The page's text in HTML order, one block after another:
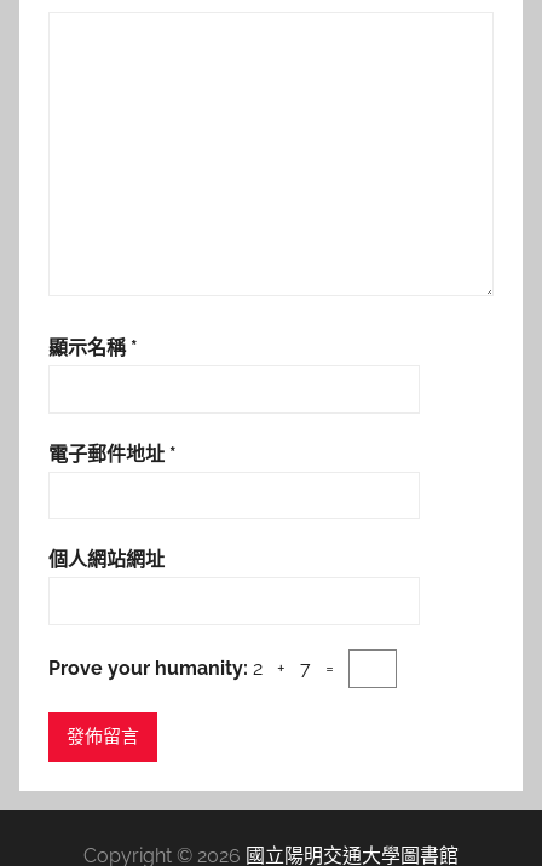
顯示名稱 *
電子郵件地址 *
個人網站網址
Prove your humanity: 2 + 7 =
Copyright © 2026 國立陽明交通大學圖書館